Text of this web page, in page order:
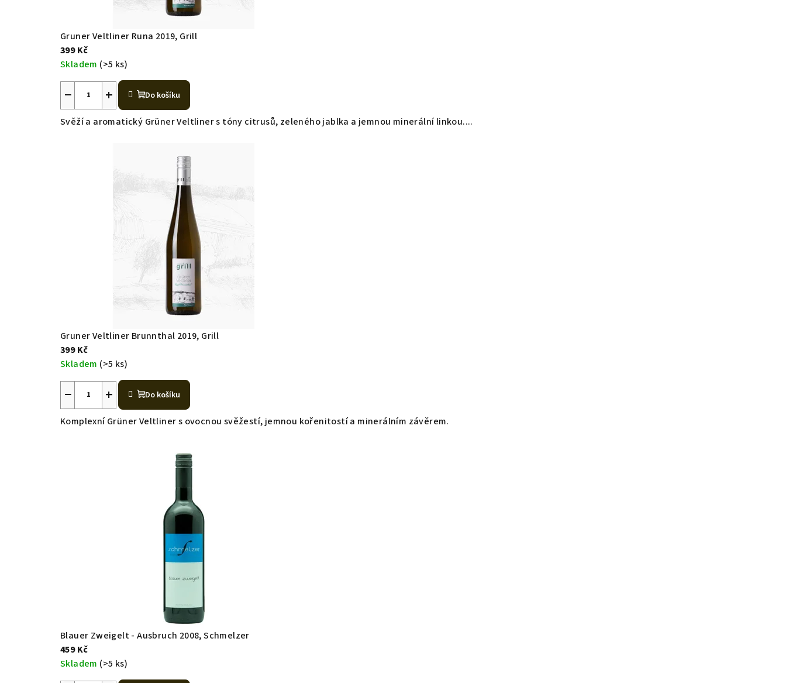
Gruner Veltliner Runa 2019, Grill
399 Kč
Skladem (>5 ks)
+
− Do košíku
Svěží a aromatický Grüner Veltliner s tóny citrusů, zeleného jablka a jemnou minerální linkou....
Gruner Veltliner Brunnthal 2019, Grill
399 Kč
Skladem (>5 ks)
+
− Do košíku
Komplexní Grüner Veltliner s ovocnou svěžestí, jemnou kořenitostí a minerálním závěrem.
Blauer Zweigelt - Ausbruch 2008, Schmelzer
459 Kč
Skladem (>5 ks)